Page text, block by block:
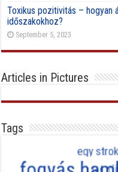
Toxikus pozitivitás – hogyan
időszakokhoz?
September 5, 2023
Articles in Pictures
Tags